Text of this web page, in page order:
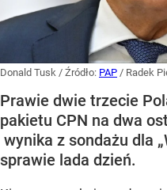
Donald Tusk / Źródło: PAP / Radek
Prawie dwie trzecie
pakietu CPN na dwa
wynika z sondażu dla
sprawie lada dzień.